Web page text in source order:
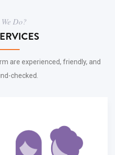
Do?
are experienced, friendly, and
checked.